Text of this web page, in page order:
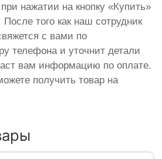
нажатии на кнопку «Купить»
того как наш сотрудник
с вами по
телефона и уточнит детали
вам информацию по оплате.
получить товар на